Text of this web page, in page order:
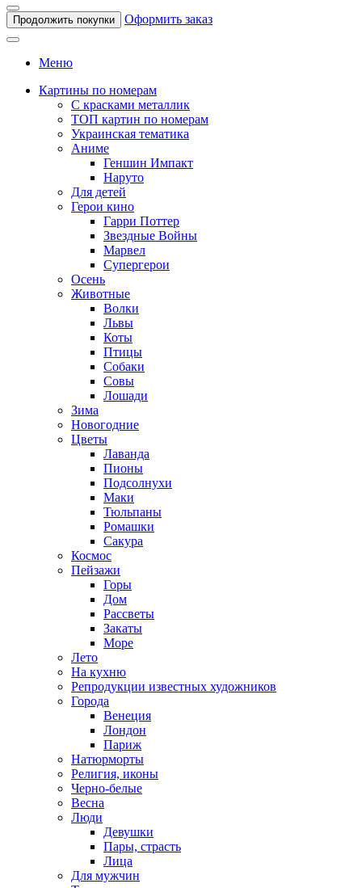
Продолжить покупки Оформить заказ
Меню
Картины по номерам
С красками металлик
ТОП картин по номерам
Украинская тематика
Аниме
Геншин Импакт
Наруто
Для детей
Герои кино
Гарри Поттер
Звездные Войны
Марвел
Супергерои
Осень
Животные
Волки
Львы
Коты
Птицы
Собаки
Совы
Лошади
Зима
Новогодние
Цветы
Лаванда
Пионы
Подсолнухи
Маки
Тюльпаны
Ромашки
Сакура
Космос
Пейзажи
Горы
Дом
Рассветы
Закаты
Море
Лето
На кухню
Репродукции известных художников
Города
Венеция
Лондон
Париж
Натюрморты
Религия, иконы
Черно-белые
Весна
Люди
Девушки
Пары, страсть
Лица
Для мужчин